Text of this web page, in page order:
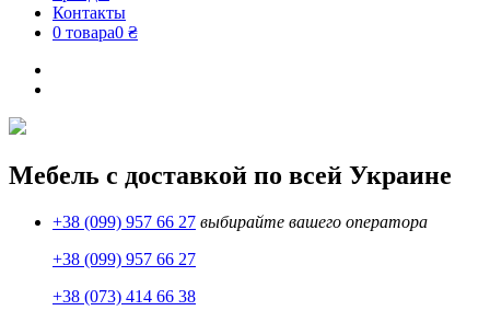
Контакты
0 товара0 ₴
Мебель с доставкой по всей Украине
+38 (099) 957 66 27 выбирайте вашего оператора
+38 (099) 957 66 27
+38 (073) 414 66 38